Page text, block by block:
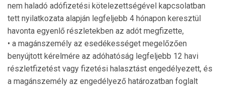
nem haladó adófizetési kötelezettségével kapcsolatban
tett nyilatkozata alapján legfeljebb 4 hónapon keresztül
havonta egyenlő részletekben az adót megfizette,
• a magánszemély az esedékességet megelőzően
benyújtott kérelmére az adóhatóság legfeljebb 12 havi
részletfizetést vagy fizetési halasztást engedélyezett, és
a magánszemély az engedélyező határozatban foglalt